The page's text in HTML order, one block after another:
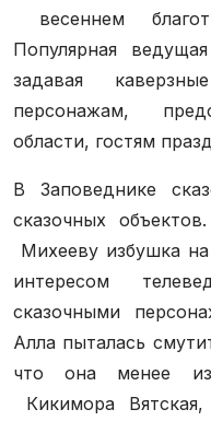
весеннем
Популярная
задавая
персонажам,
области, гостям
В Заповеднике
сказочных
Михееву избушка
интересом
сказочными
Алла пыталась
что она менее
Кикимора